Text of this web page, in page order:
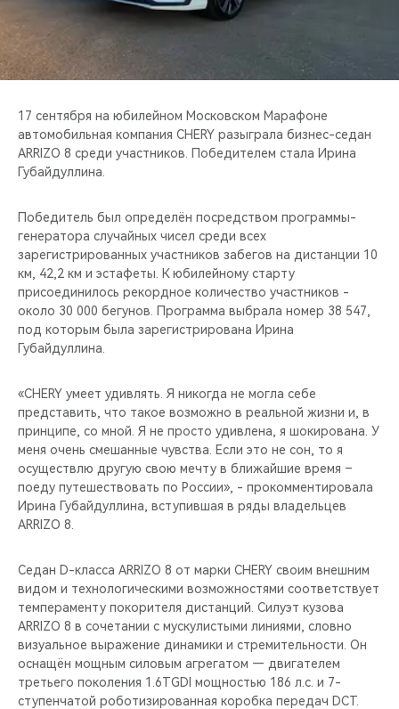
CHERY И СПОРТ
ВИДЕООБЗОРЫ
17 сентября на юбилейном Московском Марафоне
автомобильная компания CHERY разыграла бизнес-седан
ARRIZO 8 среди участников. Победителем стала Ирина
Губайдуллина.
Победитель был определён посредством программы-
генератора случайных чисел среди всех
зарегистрированных участников забегов на дистанции 10
км, 42,2 км и эстафеты. К юбилейному старту
присоединилось рекордное количество участников -
около 30 000 бегунов. Программа выбрала номер 38 547,
под которым была зарегистрирована Ирина
Губайдуллина.
«CHERY умеет удивлять. Я никогда не могла себе
представить, что такое возможно в реальной жизни и, в
принципе, со мной. Я не просто удивлена, я шокирована. У
меня очень смешанные чувства. Если это не сон, то я
осуществлю другую свою мечту в ближайшие время –
поеду путешествовать по России», - прокомментировала
Ирина Губайдуллина, вступившая в ряды владельцев
ARRIZO 8.
Седан D-класса ARRIZO 8 от марки CHERY своим внешним
видом и технологическими возможностями соответствует
темпераменту покорителя дистанций. Силуэт кузова
ARRIZO 8 в сочетании с мускулистыми линиями, словно
визуальное выражение динамики и стремительности. Он
оснащён мощным силовым агрегатом — двигателем
третьего поколения 1.6TGDI мощностью 186 л.с. и 7-
ступенчатой роботизированная коробка передач DCT.